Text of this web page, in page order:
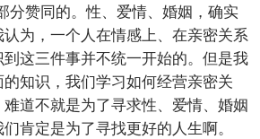
分赞同的。性、爱情、婚姻，确实
为，一个人在情感上、在亲密关系
到这三件事并不统一开始的。但是我
知识，我们学习如何经营亲密关
道不就是为了寻求性、爱情、婚姻
肯定是为了寻找更好的人生啊。